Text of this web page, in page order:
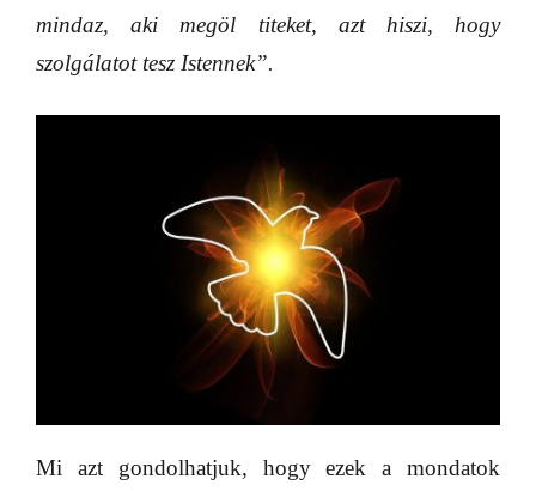
mindaz, aki megöl titeket, azt hiszi, hogy
szolgálatot tesz Istennek”.
Mi azt gondolhatjuk, hogy ezek a mondatok